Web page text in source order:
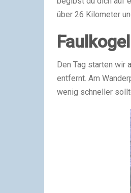
über 26 Kilometer
Den Tag starten wir
entfernt. Am
wenig schneller